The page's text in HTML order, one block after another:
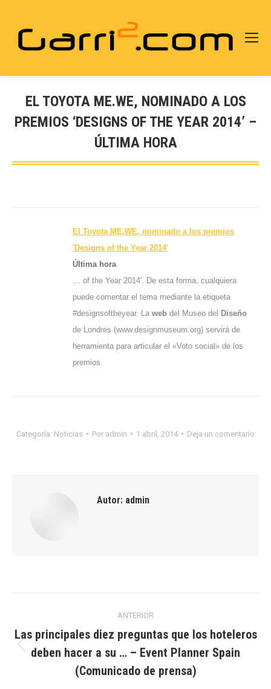
EL TOYOTA ME.WE, NOMINADO A LOS
PREMIOS ‘DESIGNS OF THE YEAR 2014’ –
ÚLTIMA HORA
Estás aquí:
El Toyota ME.WE, nominado a los premios
'Designs of the Year 2014'
Última hora
… of the Year 2014'. De esta forma, cualquiera
puede comentar el tema mediante la etiqueta
#designsoftheyear. La web del Museo del Diseño
de Londres (www.designmuseum.org) servirá de
herramienta para articular el «Voto social» de los
premios.
Categoría: Noticias Por admin 1 abril, 2014 Deja un comentario
Autor: admin
entre
publicaciones
ANTERIOR
Publicación
anterior:
Las principales diez preguntas que los hoteleros
deben hacer a su … – Event Planner Spain
(Comunicado de prensa)